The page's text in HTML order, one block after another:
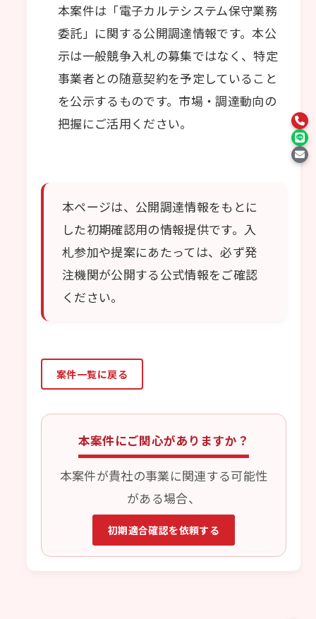
本案件は「電子カルテシステム保守業務
委託」に関する公開調達情報です。本公
示は一般競争入札の募集ではなく、特定
事業者との随意契約を予定していること
を公示するものです。市場・調達動向の
把握にご活用ください。
本ページは、公開調達情報をもとに
した初期確認用の情報提供です。入
札参加や提案にあたっては、必ず発
注機関が公開する公式情報をご確認
ください。
案件一覧に戻る
本案件にご関心がありますか？
本案件が貴社の事業に関連する可能性
がある場合、
初期適合確認を依頼する